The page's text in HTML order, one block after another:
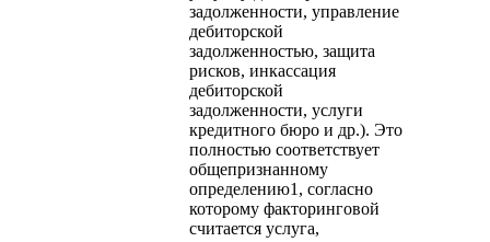
задолженности, управление
дебиторской
задолженностью, защита
рисков, инкассация
дебиторской
задолженности, услуги
кредитного бюро и др.). Это
полностью соответствует
общепризнанному
определению1, согласно
которому факторинговой
считается услуга,